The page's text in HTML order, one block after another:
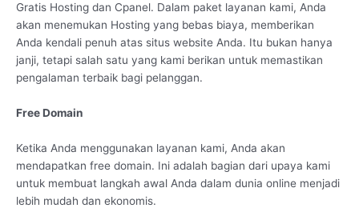
Gratis Hosting dan Cpanel. Dalam paket layanan kami, Anda
akan menemukan Hosting yang bebas biaya, memberikan
Anda kendali penuh atas situs website Anda. Itu bukan hanya
janji, tetapi salah satu yang kami berikan untuk memastikan
pengalaman terbaik bagi pelanggan.
Free Domain
Ketika Anda menggunakan layanan kami, Anda akan
mendapatkan free domain. Ini adalah bagian dari upaya kami
untuk membuat langkah awal Anda dalam dunia online menjadi
lebih mudah dan ekonomis.